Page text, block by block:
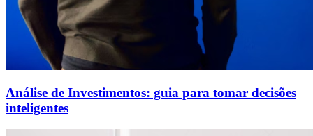
Análise de Investimentos: guia para tomar decisões
inteligentes